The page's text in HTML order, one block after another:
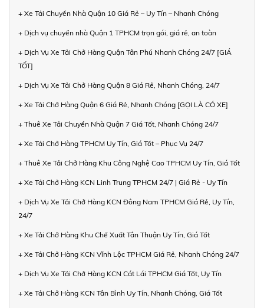
+ Xe Tải Chuyển Nhà Quận 10 Giá Rẻ – Uy Tín – Nhanh Chóng
+ Dịch vụ chuyển nhà Quận 1 TPHCM trọn gói, giá rẻ, an toàn
+ Dịch Vụ Xe Tải Chở Hàng Quận Tân Phú Nhanh Chóng 24/7 [GIÁ
TỐT]
+ Dịch Vụ Xe Tải Chở Hàng Quận 8 Giá Rẻ, Nhanh Chóng, 24/7
+ Xe Tải Chở Hàng Quận 6 Giá Rẻ, Nhanh Chóng [GỌI LÀ CÓ XE]
+ Thuê Xe Tải Chuyển Nhà Quận 7 Giá Tốt, Nhanh Chóng 24/7
+ Xe Tải Chở Hàng TPHCM Uy Tín, Giá Tốt – Phục Vụ 24/7
+ Thuê Xe Tải Chở Hàng Khu Công Nghệ Cao TPHCM Uy Tín, Giá Tốt
+ Xe Tải Chở Hàng KCN Linh Trung TPHCM 24/7 | Giá Rẻ - Uy Tín
+ Dịch Vụ Xe Tải Chở Hàng KCN Đông Nam TPHCM Giá Rẻ, Uy Tín,
24/7
+ Xe Tải Chở Hàng Khu Chế Xuất Tân Thuận Uy Tín, Giá Tốt
+ Xe Tải Chở Hàng KCN Vĩnh Lộc TPHCM Giá Rẻ, Nhanh Chóng 24/7
+ Dịch Vụ Xe Tải Chở Hàng KCN Cát Lái TPHCM Giá Tốt, Uy Tín
+ Xe Tải Chở Hàng KCN Tân Bình Uy Tín, Nhanh Chóng, Giá Tốt